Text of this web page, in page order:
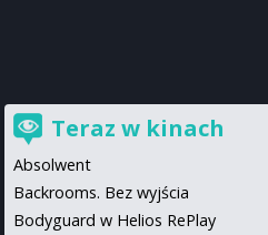
Teraz w kinach
Absolwent
Backrooms. Bez wyjścia
Bodyguard w Helios RePlay